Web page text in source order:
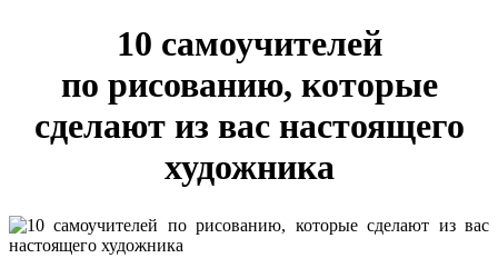
10 самоучителей
по рисованию, которые
сделают из вас настоящего
художника